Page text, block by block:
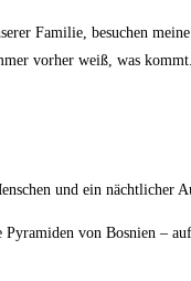
Familie, besuchen
vorher weiß, was kommt.
und ein nächtlicher
von Bosnien –